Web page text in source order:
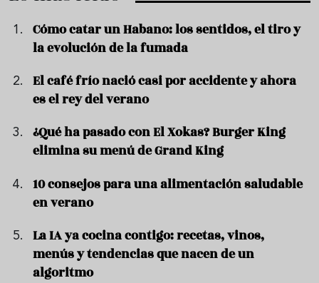
Cómo catar un Habano: los sentidos, el tiro y
la evolución de la fumada
El café frío nació casi por accidente y ahora
es el rey del verano
¿Qué ha pasado con El Xokas? Burger King
elimina su menú de Grand King
10 consejos para una alimentación saludable
en verano
La IA ya cocina contigo: recetas, vinos,
menús y tendencias que nacen de un
algoritmo